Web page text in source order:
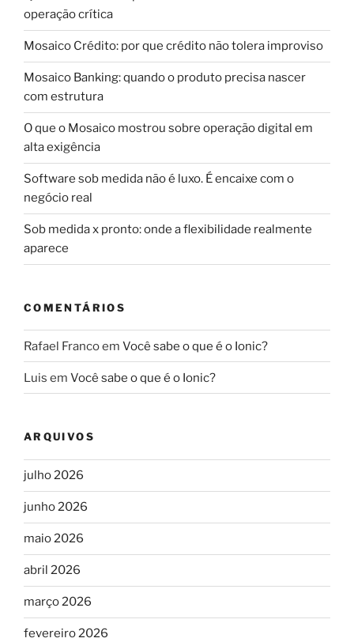
operação crítica
Mosaico Crédito: por que crédito não tolera improviso
Mosaico Banking: quando o produto precisa nascer
com estrutura
O que o Mosaico mostrou sobre operação digital em
alta exigência
Software sob medida não é luxo. É encaixe com o
negócio real
Sob medida x pronto: onde a flexibilidade realmente
aparece
COMENTÁRIOS
Rafael Francoem Você sabe o que é o Ionic?
Luis em Você sabe o que é o Ionic?
ARQUIVOS
julho 2026
junho 2026
maio 2026
abril 2026
março 2026
fevereiro 2026